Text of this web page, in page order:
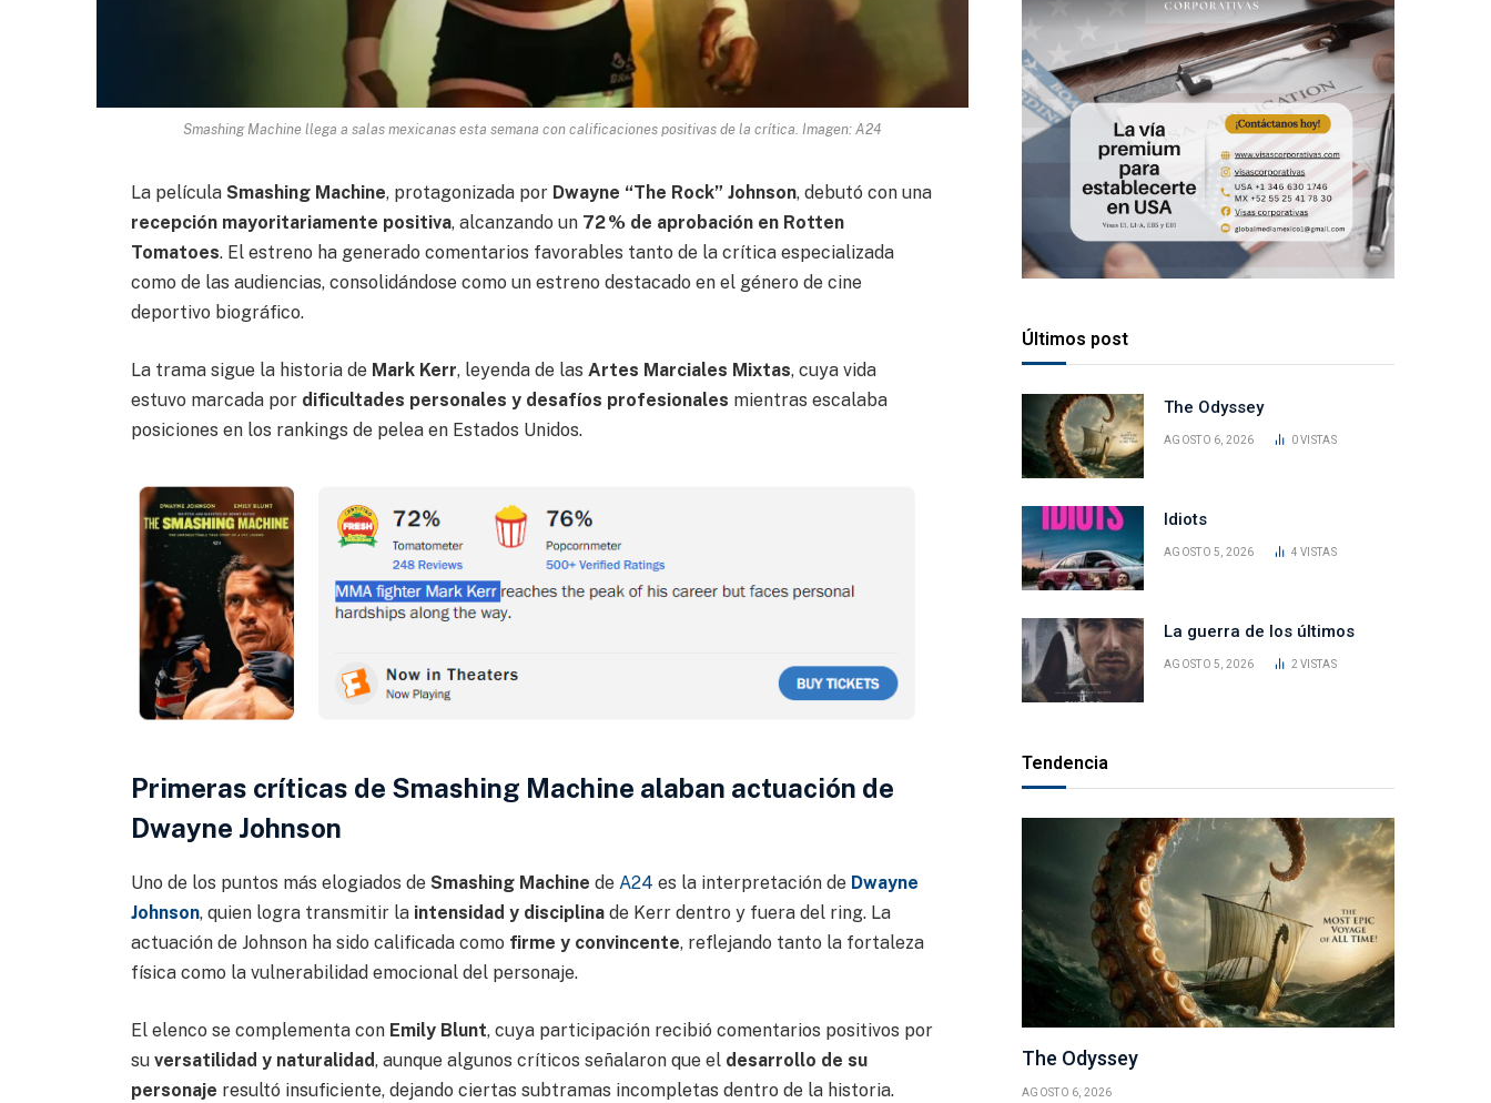
Smashing Machine llega a salas mexicanas esta semana con calificaciones positivas de la crítica. Imagen: A24
La película Smashing Machine, protagonizada por Dwayne “The Rock” Johnson, debutó con una
recepción mayoritariamente positiva, alcanzando un 72 % de aprobación en Rotten
Tomatoes. El estreno ha generado comentarios favorables tanto de la crítica especializada
como de las audiencias, consolidándose como un estreno destacado en el género de cine
deportivo biográfico.
La trama sigue la historia de Mark Kerr, leyenda de las Artes Marciales Mixtas, cuya vida
estuvo marcada por dificultades personales y desafíos profesionales mientras escalaba
posiciones en los rankings de pelea en Estados Unidos.
Primeras críticas de Smashing Machine alaban actuación de
Dwayne Johnson
Uno de los puntos más elogiados de Smashing Machine de A24 es la interpretación de Dwayne
Johnson, quien logra transmitir la intensidad y disciplinade Kerr dentro y fuera del ring. La
actuación de Johnson ha sido calificada como firme y convincente, reflejando tanto la fortaleza
física como la vulnerabilidad emocional del personaje.
El elenco se complementa con Emily Blunt, cuya participación recibió comentarios positivos por
su versatilidad y naturalidad, aunque algunos críticos señalaron que el desarrollo de su
personaje resultó insuficiente, dejando ciertas subtramas incompletas dentro de la historia.
Últimos post
The Odyssey
AGOSTO 6, 2026 0VISTAS
Idiots
AGOSTO 5, 2026 4VISTAS
La guerra de los últimos
AGOSTO 5, 2026 2VISTAS
Tendencia
The Odyssey
AGOSTO 6, 2026